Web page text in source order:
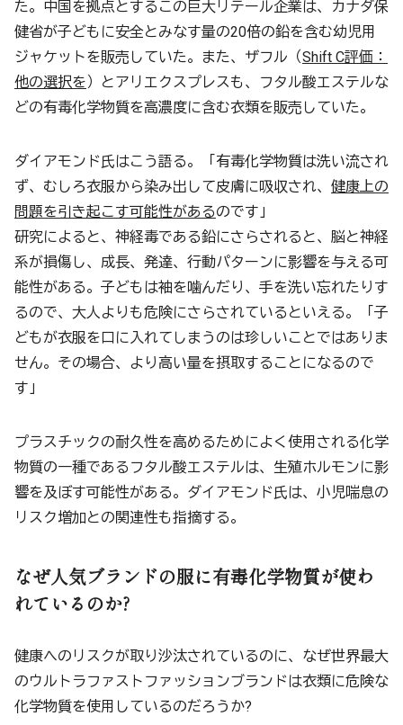
た。中国を拠点とするこの巨大リテール企業は、カナダ保
健省が子どもに安全とみなす量の20倍の鉛を含む幼児用
ジャケットを販売していた。また、ザフル（Shift C評価：
他の選択を）とアリエクスプレスも、フタル酸エステルな
どの有毒化学物質を高濃度に含む衣類を販売していた。
ダイアモンド氏はこう語る。「有毒化学物質は洗い流され
ず、むしろ衣服から染み出して皮膚に吸収され、 健康上の
問題を引き起こす可能性があるのです」
研究によると、神経毒である鉛にさらされると、脳と神経
系が損傷し、成長、発達、行動パターンに影響を与える可
能性がある。子どもは袖を噛んだり、手を洗い忘れたりす
るので、大人よりも危険にさらされているといえる。「子
どもが衣服を口に入れてしまうのは珍しいことではありま
せん。その場合、より高い量を摂取することになるので
す」
プラスチックの耐久性を高めるためによく使用される化学
物質の一種であるフタル酸エステルは、生殖ホルモンに影
響を及ぼす可能性がある。ダイアモンド氏は、小児喘息の
リスク増加との関連性も指摘する。
なぜ人気ブランドの服に有毒化学物質が使わ
れているのか?
健康へのリスクが取り沙汰されているのに、なぜ世界最大
のウルトラファストファッションブランドは衣類に危険な
化学物質を使用しているのだろうか?